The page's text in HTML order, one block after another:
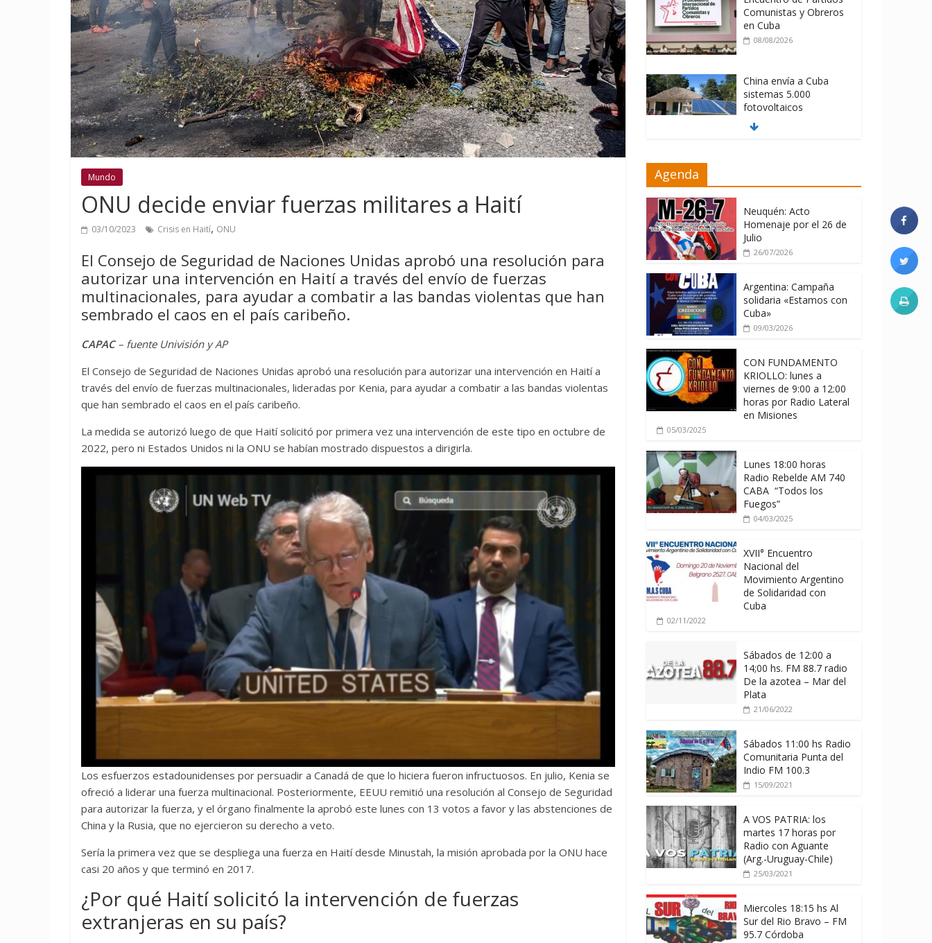
Mundo
ONU decide enviar fuerzas militares a Haití
03/10/2023 Crisis en Haití, ONU
El Consejo de Seguridad de Naciones Unidas aprobó una resolución para
autorizar una intervención en Haití a través del envío de fuerzas
multinacionales, para ayudar a combatir a las bandas violentas que han
sembrado el caos en el país caribeño.
CAPAC– fuente Univisión y AP
El Consejo de Seguridad de Naciones Unidas aprobó una resolución para autorizar una intervención en Haití a
través del envío de fuerzas multinacionales, lideradas por Kenia, para ayudar a combatir a las bandas violentas
que han sembrado el caos en el país caribeño.
La medida se autorizó luego de que Haití solicitó por primera vez una intervención de este tipo en octubre de
2022, pero ni Estados Unidos ni la ONU se habían mostrado dispuestos a dirigirla.
Los esfuerzos estadounidenses por persuadir a Canadá de que lo hiciera fueron infructuosos. En julio, Kenia se
ofreció a liderar una fuerza multinacional. Posteriormente, EEUU remitió una resolución al Consejo de Seguridad
para autorizar la fuerza, y el órgano finalmente la aprobó este lunes con 13 votos a favor y las abstenciones de
China y la Rusia, que no ejercieron su derecho a veto.
Sería la primera vez que se despliega una fuerza en Haití desde Minustah, la misión aprobada por la ONU hace
casi 20 años y que terminó en 2017.
¿Por qué Haití solicitó la intervención de fuerzas
extranjeras en su país?
Comunistas y Obreros
en Cuba
08/08/2026
China envía a Cuba
sistemas 5.000
fotovoltaicos
08/08/2026
interesados” envío de
08/08/2026
Agenda
Neuquén: Acto
Homenaje por el 26 de
Julio
26/07/2026
Argentina: Campaña
solidaria «Estamos con
Cuba»
09/03/2026
CON FUNDAMENTO
KRIOLLO: lunes a
viernes de 9:00 a 12:00
horas por Radio Lateral
en Misiones
05/03/2025
Lunes 18:00 horas
Radio Rebelde AM 740
CABA “Todos los
Fuegos”
04/03/2025
XVII° Encuentro
Nacional del
Movimiento Argentino
de Solidaridad con
Cuba
02/11/2022
Sábados de 12:00 a
14;00 hs. FM 88.7 radio
De la azotea – Mar del
Plata
21/06/2022
Sábados 11:00 hs Radio
Comunitaria Punta del
Indio FM 100.3
15/09/2021
A VOS PATRIA: los
martes 17 horas por
Radio con Aguante
(Arg.-Uruguay-Chile)
25/03/2021
Miercoles 18:15 hs Al
Sur del Rio Bravo – FM
95.7 Córdoba